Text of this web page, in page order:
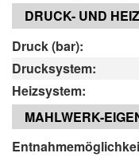
DRUCK- UND
Druck (bar):
Drucksystem:
Heizsystem:
MAHLWERK-